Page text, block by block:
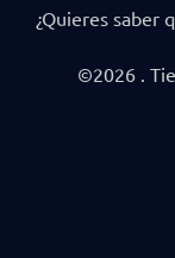
¿Quieres saber
©2026 .